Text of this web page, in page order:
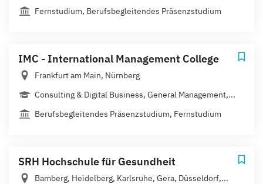
Fernstudium, Berufsbegleitendes Präsenzstudium
IMC - International Management College
Frankfurt am Main, Nürnberg
Consulting & Digital Business, General Management,...
Berufsbegleitendes Präsenzstudium, Fernstudium
SRH Hochschule für Gesundheit
Bamberg, Heidelberg, Karlsruhe, Gera, Düsseldorf,...